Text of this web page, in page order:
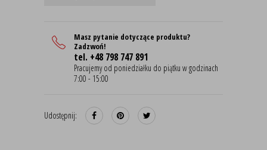
Masz pytanie dotyczące produktu?
Zadzwoń!
tel. +48 798 747 891
Pracujemy od poniedziałku do piątku w godzinach
7:00 - 15:00
Udostępnij: